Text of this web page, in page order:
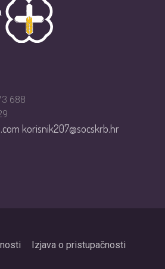
688
korisnik207@socskrb.hr
Izjava o pristupačnosti